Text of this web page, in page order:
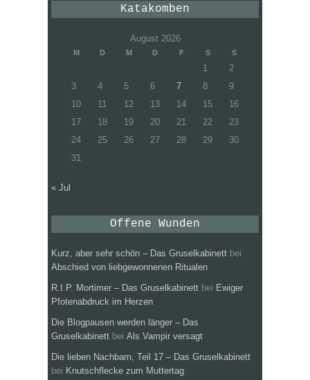
Katakomben
August 2026
M D M D F S S
1
2
3
4 5 6 7 8
9
10
11 12 13 14 15
16
17
18 19 20 21 22
23
24
25 26 27 28 29
30
31
« Jul
Offene Wunden
Kurz, aber sehr schön – Das Gruselkabinett bei
Abschied von liebgewonnenen Ritualen
R.I.P. Mortimer – Das Gruselkabinett bei Ewiger
Pfotenabdruck im Herzen
Die Blogpausen werden länger – Das
Gruselkabinett bei Als Vampir versagt
Die lieben Nachbarn, Teil 17 – Das Gruselkabinett
bei Knutschflecke zum Muttertag